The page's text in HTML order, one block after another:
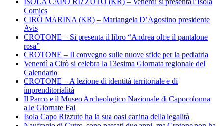
Comics
CIRÒ MARINA (KR) – Mariangela D’Agostino presidente
Avis
CROTONE – Si presenta il libro “Andrea oltre il pantalone
rosa”
CROTONE – Il convegno sulle nuove sfide per la pediatria
Venerdì a Cirò si celebra la 13esima Giornata regionale del
Calendario
CROTONE – A lezione di identità territoriale e di
imprenditorialità
Il Parco e il Museo Archeologico Nazionale di Capocolonna
alle Giornate Fai
Isola Capo Rizzuto ha la sua oasi canina della legalità